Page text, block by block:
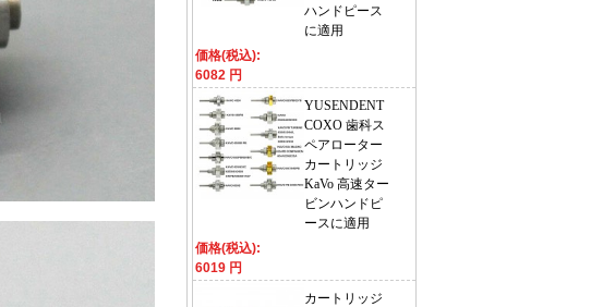
ハンドピース
に適用
価格(税込):
6082 円
YUSENDENT
COXO 歯科ス
ペアローター
カートリッジ
KaVo 高速ター
ビンハンドピ
ースに適用
価格(税込):
6019 円
カートリッジ